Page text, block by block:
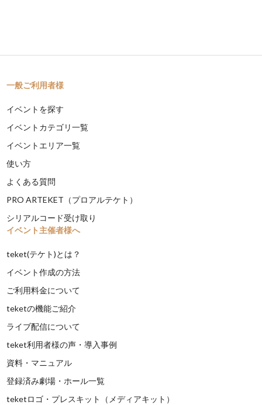
一般ご利用者様
イベントを探す
イベントカテゴリ一覧
イベントエリア一覧
使い方
よくある質問
PRO ARTEKET（プロアルテケト）
シリアルコード受け取り
イベント主催者様へ
teket(テケト)とは？
イベント作成の方法
ご利用料金について
teketの機能ご紹介
ライブ配信について
teket利用者様の声・導入事例
資料・マニュアル
登録済み劇場・ホール一覧
teketロゴ・プレスキット（メディアキット）